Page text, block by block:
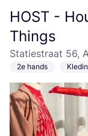
HOST -
Things
Statiestraat 56,
2e hands